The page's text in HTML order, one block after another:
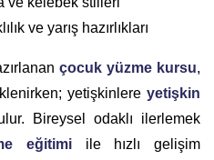
ve yarış hazırlıkları
çocuk yüzme kursu,
yetişkinlere yetişkin
Bireysel odaklı ilerlemek
eğitimiile hızlı gelişim